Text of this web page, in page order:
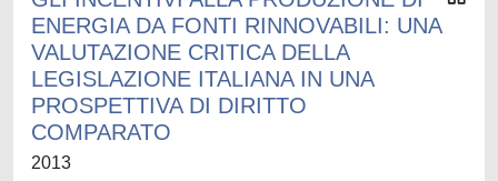
ENERGIA DA FONTI RINNOVABILI: UNA
VALUTAZIONE CRITICA DELLA
LEGISLAZIONE ITALIANA IN UNA
PROSPETTIVA DI DIRITTO
COMPARATO
2013